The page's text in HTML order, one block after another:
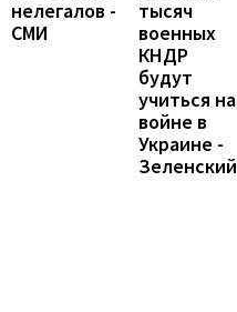
нелегалов -
СМИ
тысяч
военных
КНДР
будут
учиться на
войне в
Украине -
Зеленский